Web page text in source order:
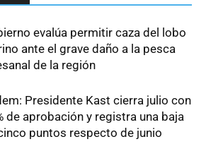
evalúa permitir caza del lobo
ante el grave daño a la pesca
de la región
Presidente Kast cierra julio con
de aprobación y registra una baja
puntos respecto de junio